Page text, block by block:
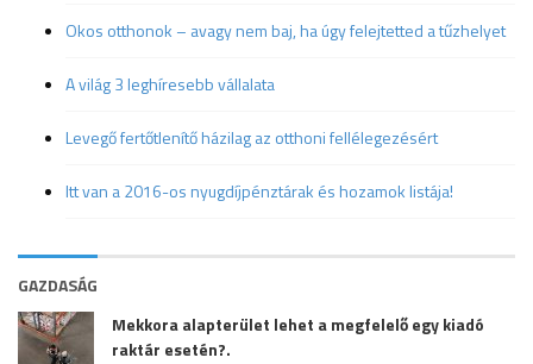
Okos otthonok – avagy nem baj, ha úgy felejtetted a tűzhelyet
A világ 3 leghíresebb vállalata
Levegő fertőtlenítő házilag az otthoni fellélegezésért
Itt van a 2016-os nyugdíjpénztárak és hozamok listája!
GAZDASÁG
Mekkora alapterület lehet a megfelelő egy kiadó
raktár esetén?.